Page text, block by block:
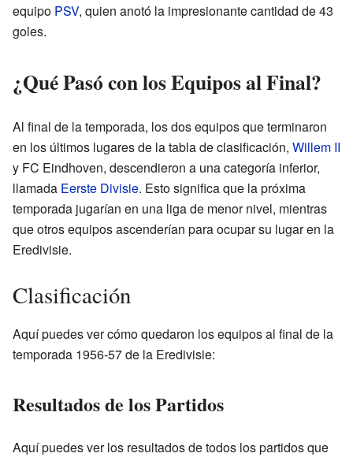
equipo PSV, quien anotó la impresionante cantidad de 43
goles.
¿Qué Pasó con los Equipos al Final?
Al final de la temporada, los dos equipos que terminaron
en los últimos lugares de la tabla de clasificación, Willem II
y FC Eindhoven, descendieron a una categoría inferior,
llamada Eerste Divisie. Esto significa que la próxima
temporada jugarían en una liga de menor nivel, mientras
que otros equipos ascenderían para ocupar su lugar en la
Eredivisie.
Clasificación
Aquí puedes ver cómo quedaron los equipos al final de la
temporada 1956-57 de la Eredivisie:
Resultados de los Partidos
Aquí puedes ver los resultados de todos los partidos que